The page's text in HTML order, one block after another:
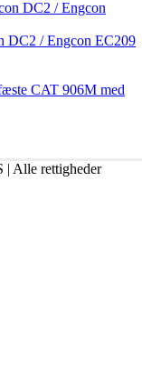
/ Engcon EC209
CAT 906M med
| Alle rettigheder